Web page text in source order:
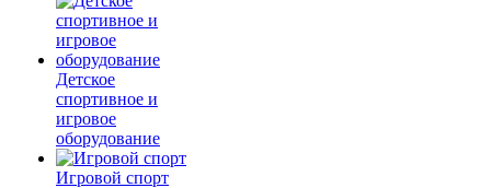
Детское
спортивное и
игровое
оборудование
Игровой спорт